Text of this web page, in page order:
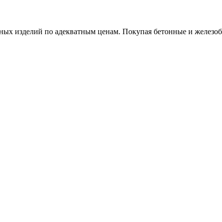
изделий по адекватным ценам. Покупая бетонные и